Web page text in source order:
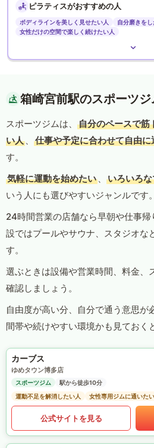
ピラティスがおすすめの人
ボディラインを美しく見せたい人
自分磨きをし
女性だけの空間で楽しく続けたい人
箱崎宮前駅のスポーツ
スポーツジムは、
自分のペースで筋
い人 、 仕事や予定に合わせて自由に
す。
気軽に運動を始めたい 、 いろいろ
いう人にも選びやすいジャンルです。
24時間営業の店舗なら早朝や仕事
設ではプールやサウナ、スタジオな
す。
選ぶときは設備や営業時間、料金、
確認しましょう。
自由度が高い分、自分で通う意思が
間帯や続けやすい環境かも見ておく
カーブス
ゆめタウン博多店
スポーツジム
駅から徒歩10分
運動不足を解消したい人
女性専用ジムに通いた
公式サイトを見る